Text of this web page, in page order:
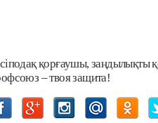
қорғаушы, заңдылықты
– твоя защита!